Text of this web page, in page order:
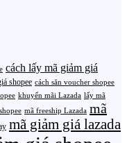
cách lấy mã giảm giá
shopee cách săn voucher shopee
khuyến mãi Lazada lấy mã
mã freeship Lazada mã
mã giảm giá lazada